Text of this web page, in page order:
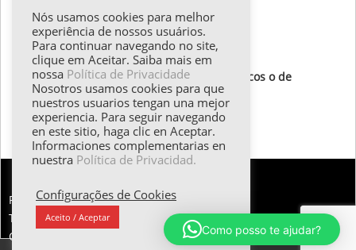
Gotas Gramaticales
Lugares para visitar
Textos de autores hispánicos o de
destaque
Todos los textos
FALE CONOSCO:
Tel.: (55 11) 98374.5258 | Email: esther@emilani.com.br
Copyright 2025 - EMilani Consultoria em Idiomas
Nós usamos cookies para melhor
experiência de nossos usuários.
Para continuar navegando no site,
clique em Aceitar. Saiba mais em
nossa Política de Privacidade
Nosotros usamos cookies para que
nuestros usuarios tengan una mejor
experiencia. Para seguir navegando
en este sitio, haga clic en Aceptar.
Informaciones complementarias en
nuestra Política de Privacidad.
Configurações de Cookies
Aceito / Aceptar
Como posso te ajudar?